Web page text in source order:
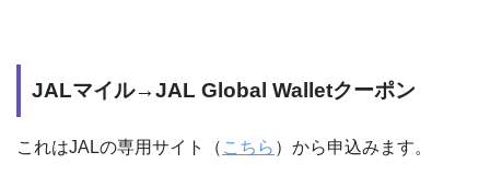
JALマイル→JAL Global Walletクーポン
これはJALの専用サイト（ こちら ）から申込みます。